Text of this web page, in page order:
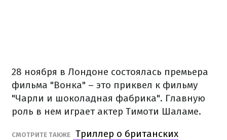
28 ноября в Лондоне состоялась премьера
фильма "Вонка" – это приквел к фильму
"Чарли и шоколадная фабрика". Главную
роль в нем играет актер Тимоти Шаламе.
СМОТРИТЕ ТАКЖЕ
Триллер о британских